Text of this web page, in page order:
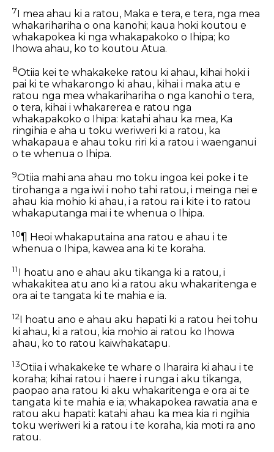
7I mea ahau ki a ratou, Maka e tera, e tera, nga mea
whakarihariha o ona kanohi; kaua hoki koutou e
whakapokea ki nga whakapakoko o Ihipa; ko
Ihowa ahau, ko to koutou Atua.
8Otiia kei te whakakeke ratou ki ahau, kihai hoki i
pai ki te whakarongo ki ahau, kihai i maka atu e
ratou nga mea whakarihariha o nga kanohi o tera,
o tera, kihai i whakarerea e ratou nga
whakapakoko o Ihipa: katahi ahau ka mea, Ka
ringihia e aha u toku weriweri ki a ratou, ka
whakapaua e ahau toku riri ki a ratou i waenganui
o te whenua o Ihipa.
9Otiia mahi ana ahau mo toku ingoa kei poke i te
tirohanga a nga iwi i noho tahi ratou, i meinga nei e
ahau kia mohio ki ahau, i a ratou ra i kite i to ratou
whakaputanga mai i te whenua o Ihipa.
10¶ Heoi whakaputaina ana ratou e ahau i te
whenua o Ihipa, kawea ana ki te koraha.
11
I hoatu ano e ahau aku tikanga ki a ratou, i
whakakitea atu ano ki a ratou aku whakaritenga e
ora ai te tangata ki te mahia e ia.
12 I hoatu ano e ahau aku hapati ki a ratou hei tohu
ki ahau, ki a ratou, kia mohio ai ratou ko Ihowa
ahau, ko to ratou kaiwhakatapu.
13Otiia i whakakeke te whare o Iharaira ki ahau i te
koraha; kihai ratou i haere i runga i aku tikanga,
paopao ana ratou ki aku whakaritenga e ora ai te
tangata ki te mahia e ia; whakapokea rawatia ana e
ratou aku hapati: katahi ahau ka mea kia ri ngihia
toku weriweri ki a ratou i te koraha, kia moti ra ano
ratou.